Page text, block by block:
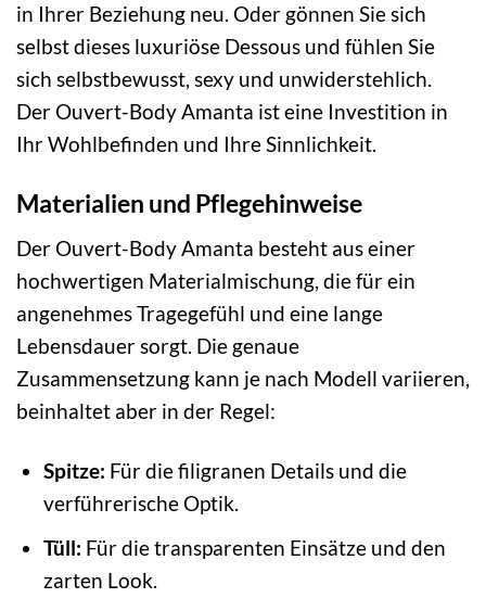
in Ihrer Beziehung neu. Oder gönnen Sie sich
selbst dieses luxuriöse Dessous und fühlen Sie
sich selbstbewusst, sexy und unwiderstehlich.
Der Ouvert-Body Amanta ist eine Investition in
Ihr Wohlbefinden und Ihre Sinnlichkeit.
Materialien und Pflegehinweise
Der Ouvert-Body Amanta besteht aus einer
hochwertigen Materialmischung, die für ein
angenehmes Tragegefühl und eine lange
Lebensdauer sorgt. Die genaue
Zusammensetzung kann je nach Modell variieren,
beinhaltet aber in der Regel:
Spitze: Für die filigranen Details und die
verführerische Optik.
Tüll: Für die transparenten Einsätze und den
zarten Look.